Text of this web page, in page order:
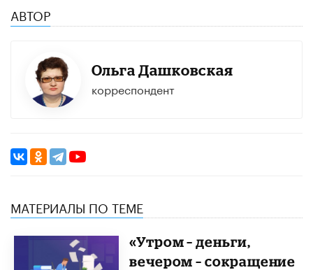
АВТОР
Ольга Дашковская
корреспондент
МАТЕРИАЛЫ ПО ТЕМЕ
«Утром – деньги,
вечером – сокращение